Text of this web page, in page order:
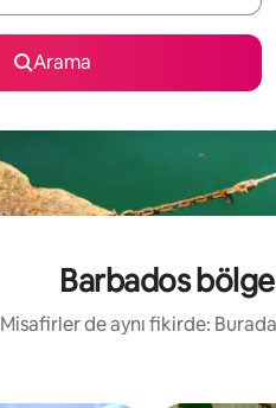
Arama
Barbados
Misafirler de aynı fikirde: